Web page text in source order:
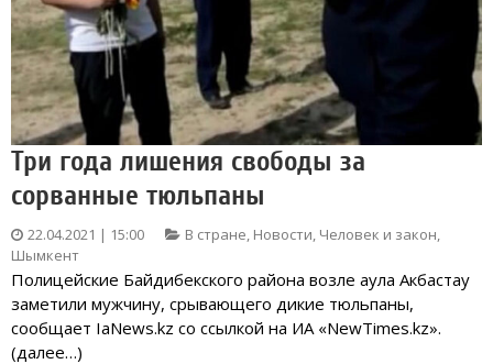
Три года лишения свободы за
сорванные тюльпаны
22.04.2021 | 15:00 В стране, Новости, Человек и закон,
Шымкент
Полицейские Байдибекского района возле аула Акбастау
заметили мужчину, срывающего дикие тюльпаны,
сообщает IaNews.kz со ссылкой на ИА «NewTimes.kz».
(далее…)